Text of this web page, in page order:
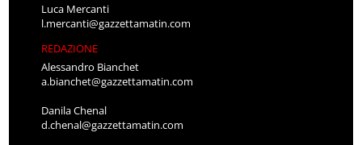
Luca Mercanti
l.mercanti@gazzettamatin.com
REDAZIONE
Alessandro Bianchet
a.bianchet@gazzettamatin.com
Danila Chenal
d.chenal@gazzettamatin.com